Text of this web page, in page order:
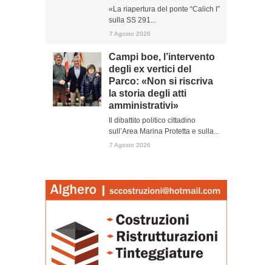
«La riapertura del ponte “Calich I”
sulla SS 291...
7 Agosto 2026
Campi boe, l’intervento
degli ex vertici del
Parco: «Non si riscriva
la storia degli atti
amministrativi»
Il dibattito politico cittadino
sull’Area Marina Protetta e sulla...
7 Agosto 2026